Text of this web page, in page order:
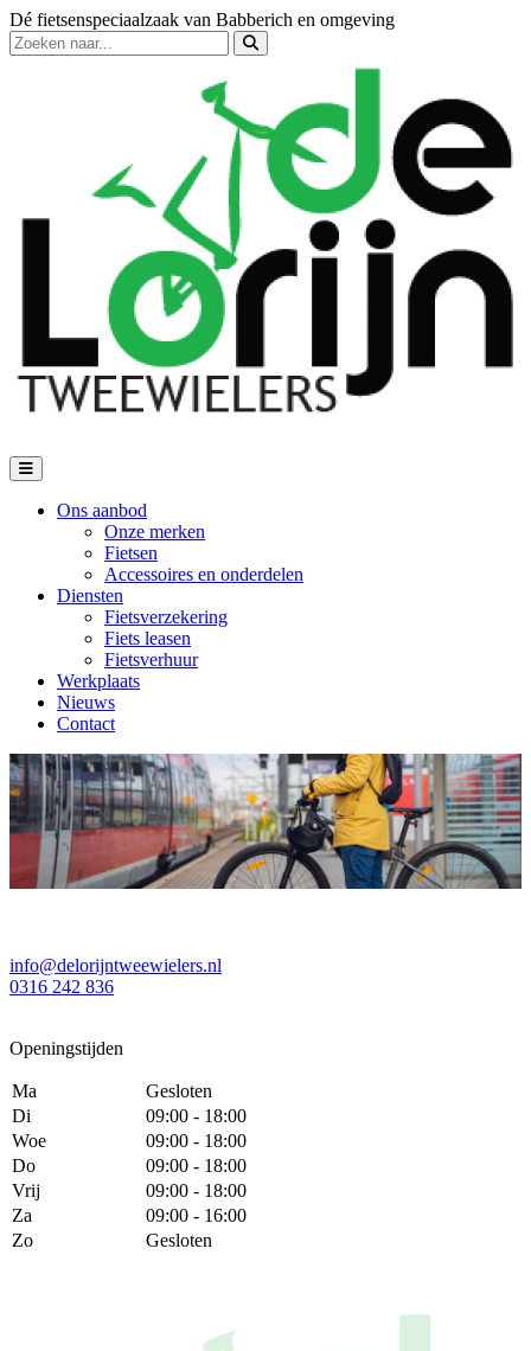
Dé fietsenspeciaalzaak van Babberich en omgeving
Ons aanbod
Onze merken
Fietsen
Accessoires en onderdelen
Diensten
Fietsverzekering
Fiets leasen
Fietsverhuur
Werkplaats
Nieuws
Contact
info@delorijntweewielers.nl
0316 242 836
Openingstijden
Ma
Gesloten
Di
09:00 - 18:00
Woe
09:00 - 18:00
Do
09:00 - 18:00
Vrij
09:00 - 18:00
Za
09:00 - 16:00
Zo
Gesloten